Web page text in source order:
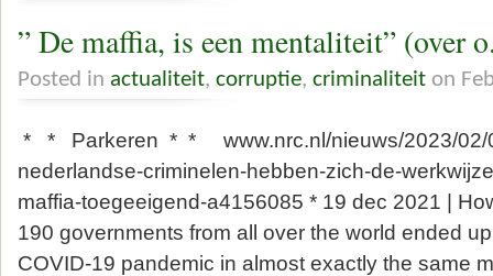
” De maffia, is een mentaliteit” (over
Posted in actualiteit, corruptie, criminaliteit on
* * Parkeren * * www.nrc.nl/nieuws/2023/02/
nederlandse-criminelen-hebben-zich-de-
maffia-toegeeigend-a4156085 * 19 dec 2021 |
190 governments from all over the world ended
COVID-19 pandemic in almost exactly the same